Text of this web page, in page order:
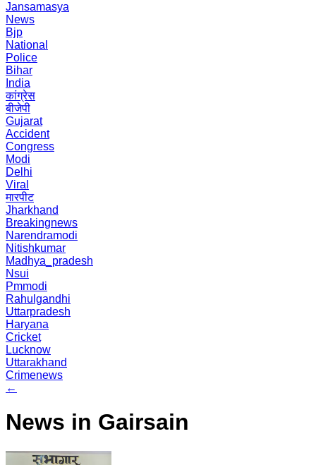
Jansamasya
News
Bjp
National
Police
Bihar
India
कांग्रेस
बीजेपी
Gujarat
Accident
Congress
Modi
Delhi
Viral
मारपीट
Jharkhand
Breakingnews
Narendramodi
Nitishkumar
Madhya_pradesh
Nsui
Pmmodi
Rahulgandhi
Uttarpradesh
Haryana
Cricket
Lucknow
Uttarakhand
Crimenews
←
News in Gairsain